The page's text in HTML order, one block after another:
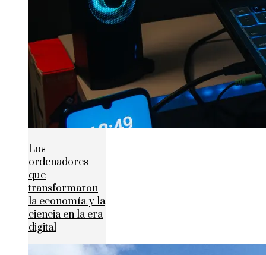
Los
ordenadores
que
transformaron
la economía y la
ciencia en la era
digital